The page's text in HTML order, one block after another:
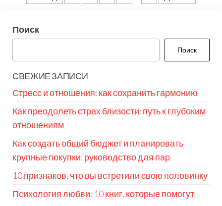
Поиск
Поиск
СВЕЖИЕ ЗАПИСИ
Стресс и отношения: как сохранить гармонию
Как преодолеть страх близости: путь к глубоким
отношениям
Как создать общий бюджет и планировать
крупные покупки: руководство для пар
10 признаков, что вы встретили свою половинку
Психология любви: 10 книг, которые помогут